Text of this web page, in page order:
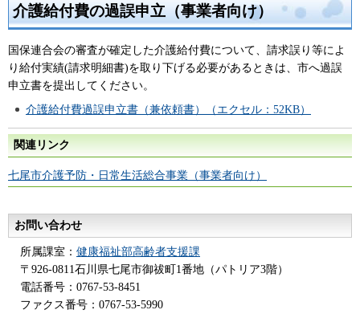
介護給付費の過誤申立（事業者向け）
国保連合会の審査が確定した介護給付費について、請求誤り等によ
り給付実績(請求明細書)を取り下げる必要があるときは、市へ過誤
申立書を提出してください。
介護給付費過誤申立書（兼依頼書）（エクセル：52KB）
関連リンク
七尾市介護予防・日常生活総合事業（事業者向け）
お問い合わせ
所属課室： 健康福祉部高齢者支援課
〒926-0811石川県七尾市御祓町1番地（パトリア3階）
電話番号：0767-53-8451
ファクス番号：0767-53-5990